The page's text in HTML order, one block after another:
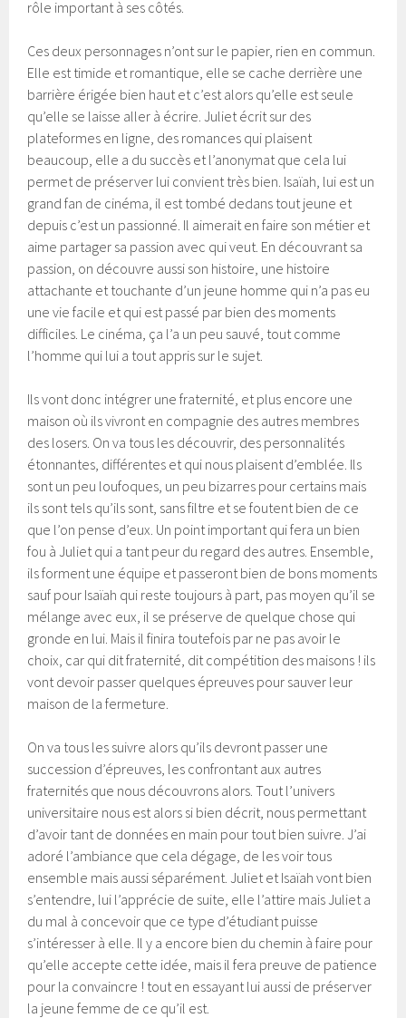
rôle important à ses côtés.
Ces deux personnages n’ont sur le papier, rien en commun.
Elle est timide et romantique, elle se cache derrière une
barrière érigée bien haut et c’est alors qu’elle est seule
qu’elle se laisse aller à écrire. Juliet écrit sur des
plateformes en ligne, des romances qui plaisent
beaucoup, elle a du succès et l’anonymat que cela lui
permet de préserver lui convient très bien. Isaïah, lui est un
grand fan de cinéma, il est tombé dedans tout jeune et
depuis c’est un passionné. Il aimerait en faire son métier et
aime partager sa passion avec qui veut. En découvrant sa
passion, on découvre aussi son histoire, une histoire
attachante et touchante d’un jeune homme qui n’a pas eu
une vie facile et qui est passé par bien des moments
difficiles. Le cinéma, ça l’a un peu sauvé, tout comme
l’homme qui lui a tout appris sur le sujet.
Ils vont donc intégrer une fraternité, et plus encore une
maison où ils vivront en compagnie des autres membres
des losers. On va tous les découvrir, des personnalités
étonnantes, différentes et qui nous plaisent d’emblée. Ils
sont un peu loufoques, un peu bizarres pour certains mais
ils sont tels qu’ils sont, sans filtre et se foutent bien de ce
que l’on pense d’eux. Un point important qui fera un bien
fou à Juliet qui a tant peur du regard des autres. Ensemble,
ils forment une équipe et passeront bien de bons moments
sauf pour Isaïah qui reste toujours à part, pas moyen qu’il se
mélange avec eux, il se préserve de quelque chose qui
gronde en lui. Mais il finira toutefois par ne pas avoir le
choix, car qui dit fraternité, dit compétition des maisons ! ils
vont devoir passer quelques épreuves pour sauver leur
maison de la fermeture.
On va tous les suivre alors qu’ils devront passer une
succession d’épreuves, les confrontant aux autres
fraternités que nous découvrons alors. Tout l’univers
universitaire nous est alors si bien décrit, nous permettant
d’avoir tant de données en main pour tout bien suivre. J’ai
adoré l’ambiance que cela dégage, de les voir tous
ensemble mais aussi séparément. Juliet et Isaïah vont bien
s’entendre, lui l’apprécie de suite, elle l’attire mais Juliet a
du mal à concevoir que ce type d’étudiant puisse
s’intéresser à elle. Il y a encore bien du chemin à faire pour
qu’elle accepte cette idée, mais il fera preuve de patience
pour la convaincre ! tout en essayant lui aussi de préserver
la jeune femme de ce qu’il est.